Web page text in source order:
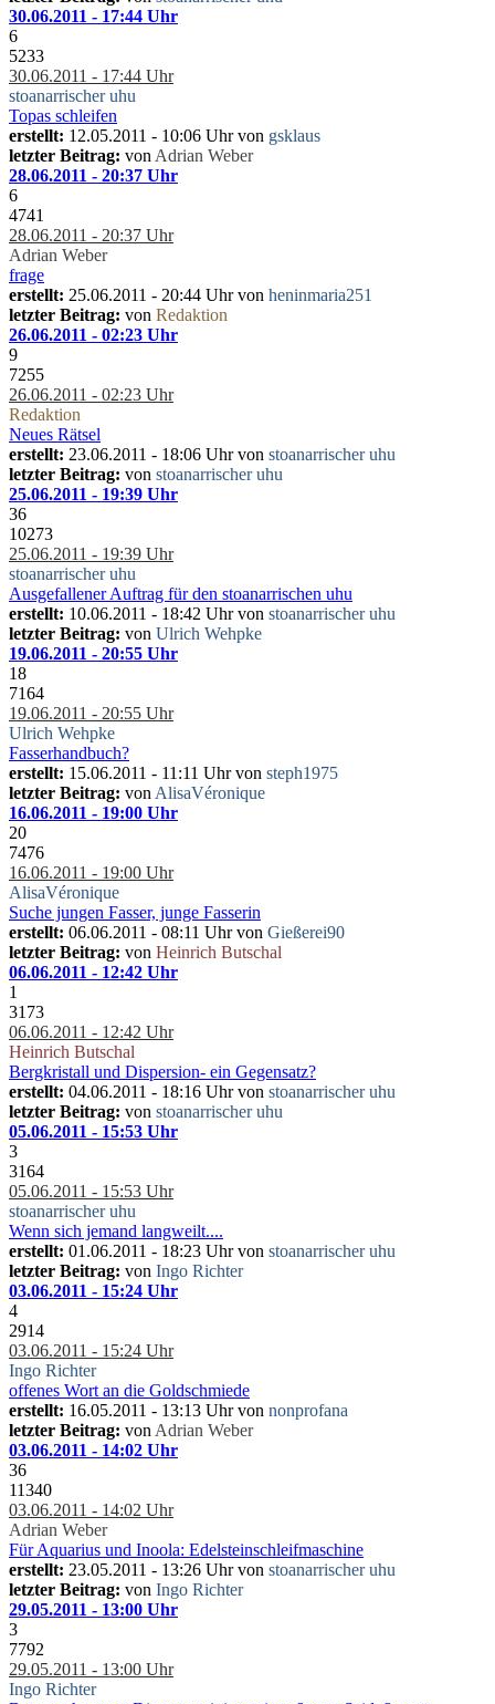
30.06.2011 - 17:44 Uhr
6
5233
30.06.2011 - 17:44 Uhr
stoanarrischer uhu
Topas schleifen
erstellt: 12.05.2011 - 10:06 Uhr von gsklaus
letzter Beitrag: von Adrian Weber
28.06.2011 - 20:37 Uhr
6
4741
28.06.2011 - 20:37 Uhr
Adrian Weber
frage
erstellt: 25.06.2011 - 20:44 Uhr von heninmaria251
letzter Beitrag: von Redaktion
26.06.2011 - 02:23 Uhr
9
7255
26.06.2011 - 02:23 Uhr
Redaktion
Neues Rätsel
erstellt: 23.06.2011 - 18:06 Uhr von stoanarrischer uhu
letzter Beitrag: von stoanarrischer uhu
25.06.2011 - 19:39 Uhr
36
10273
25.06.2011 - 19:39 Uhr
stoanarrischer uhu
Ausgefallener Auftrag für den stoanarrischen uhu
erstellt: 10.06.2011 - 18:42 Uhr von stoanarrischer uhu
letzter Beitrag: von Ulrich Wehpke
19.06.2011 - 20:55 Uhr
18
7164
19.06.2011 - 20:55 Uhr
Ulrich Wehpke
Fasserhandbuch?
erstellt: 15.06.2011 - 11:11 Uhr von steph1975
letzter Beitrag: von AlisaVéronique
16.06.2011 - 19:00 Uhr
20
7476
16.06.2011 - 19:00 Uhr
AlisaVéronique
Suche jungen Fasser, junge Fasserin
erstellt: 06.06.2011 - 08:11 Uhr von Gießerei90
letzter Beitrag: von Heinrich Butschal
06.06.2011 - 12:42 Uhr
1
3173
06.06.2011 - 12:42 Uhr
Heinrich Butschal
Bergkristall und Dispersion- ein Gegensatz?
erstellt: 04.06.2011 - 18:16 Uhr von stoanarrischer uhu
letzter Beitrag: von stoanarrischer uhu
05.06.2011 - 15:53 Uhr
3
3164
05.06.2011 - 15:53 Uhr
stoanarrischer uhu
Wenn sich jemand langweilt....
erstellt: 01.06.2011 - 18:23 Uhr von stoanarrischer uhu
letzter Beitrag: von Ingo Richter
03.06.2011 - 15:24 Uhr
4
2914
03.06.2011 - 15:24 Uhr
Ingo Richter
offenes Wort an die Goldschmiede
erstellt: 16.05.2011 - 13:13 Uhr von nonprofana
letzter Beitrag: von Adrian Weber
03.06.2011 - 14:02 Uhr
36
11340
03.06.2011 - 14:02 Uhr
Adrian Weber
Für Aquarius und Inoola: Edelsteinschleifmaschine
erstellt: 23.05.2011 - 13:26 Uhr von stoanarrischer uhu
letzter Beitrag: von Ingo Richter
29.05.2011 - 13:00 Uhr
3
7792
29.05.2011 - 13:00 Uhr
Ingo Richter